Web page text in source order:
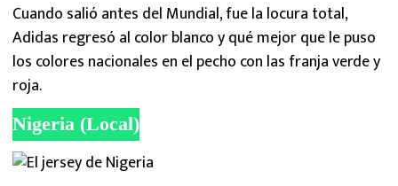
Cuando salió antes del Mundial, fue la locura total,
Adidas regresó al color blanco y qué mejor que le puso
los colores nacionales en el pecho con las franja verde y
roja.
Nigeria (Local)